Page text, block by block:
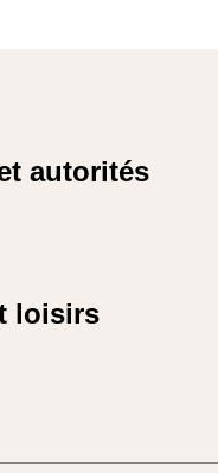
autorités
loisirs